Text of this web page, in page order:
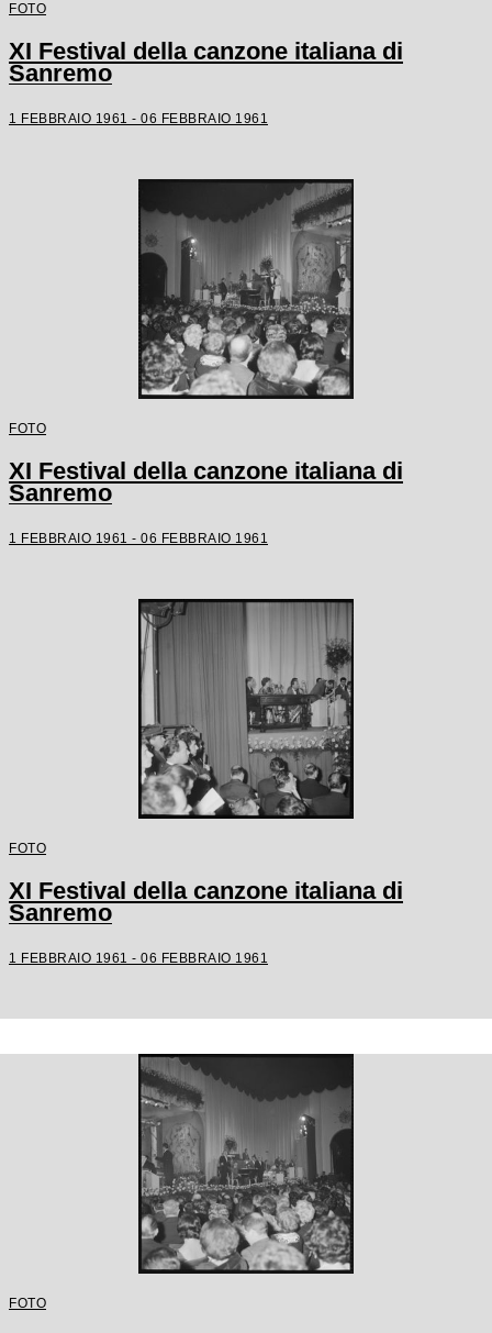
FOTO
XI Festival della canzone italiana di
Sanremo
1 FEBBRAIO 1961 - 06 FEBBRAIO 1961
FOTO
XI Festival della canzone italiana di
Sanremo
1 FEBBRAIO 1961 - 06 FEBBRAIO 1961
FOTO
XI Festival della canzone italiana di
Sanremo
1 FEBBRAIO 1961 - 06 FEBBRAIO 1961
FOTO